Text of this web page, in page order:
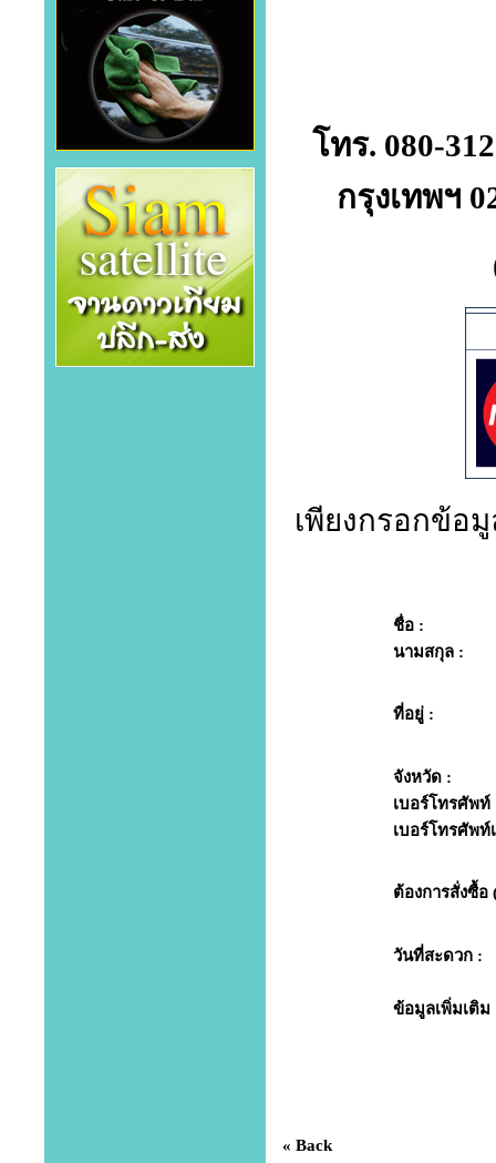
โทร. 080-
กรุงเทพฯ
เพียงกรอกข้อ
ชื่อ :
นามสกุล :
ที่อยู่ :
จังหวัด :
เบอร์โทรศัพท์
เบอร์โทรศัพท์
ต้องการสั่งซื้
วันที่สะดวก :
ข้อมูลเพิ่มเติม
« Back